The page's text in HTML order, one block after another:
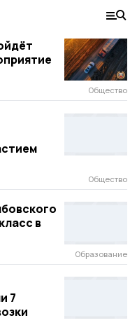
Общество
Общество
в
Образование
7